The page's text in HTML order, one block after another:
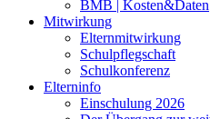
BMB | Kosten&Daten
Mitwirkung
Elternmitwirkung
Schulpflegschaft
Schulkonferenz
Elterninfo
Einschulung 2026